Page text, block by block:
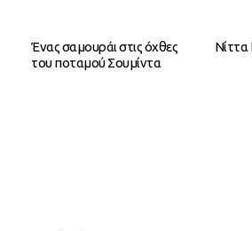
Ένας σαμουράι στις όχθες
του ποταμού Σουμίντα
Νίττα